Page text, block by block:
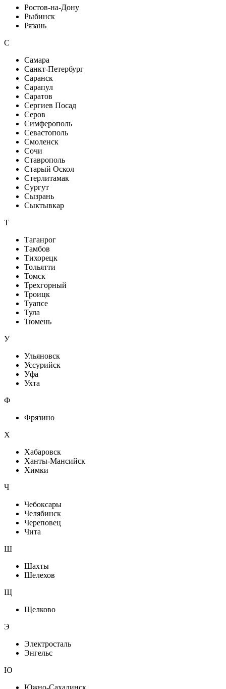
Ростов-на-Дону
Рыбинск
Рязань
С
Самара
Санкт-Петербург
Саранск
Сарапул
Саратов
Сергиев Посад
Серов
Симферополь
Севастополь
Смоленск
Сочи
Ставрополь
Старый Оскол
Стерлитамак
Сургут
Сызрань
Сыктывкар
Т
Таганрог
Тамбов
Тихорецк
Тольятти
Томск
Трехгорный
Троицк
Туапсе
Тула
Тюмень
У
Ульяновск
Уссурийск
Уфа
Ухта
Ф
Фрязино
Х
Хабаровск
Ханты-Мансийск
Химки
Ч
Чебоксары
Челябинск
Череповец
Чита
Ш
Шахты
Шелехов
Щ
Щелково
Э
Электросталь
Энгельс
Ю
Южно-Сахалинск